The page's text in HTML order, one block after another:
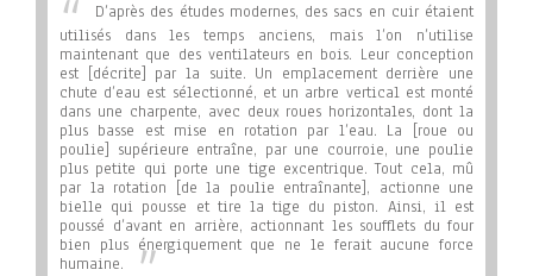
D’après des études modernes, des sacs en cuir étaient
utilisés dans les temps anciens, mais l’on n’utilise
maintenant que des ventilateurs en bois. Leur conception
est [décrite] par la suite. Un emplacement derrière une
chute d’eau est sélectionné, et un arbre vertical est monté
dans une charpente, avec deux roues horizontales, dont la
plus basse est mise en rotation par l’eau. La [roue ou
poulie] supérieure entraîne, par une courroie, une poulie
plus petite qui porte une tige excentrique. Tout cela, mû
par la rotation [de la poulie entraînante], actionne une
bielle qui pousse et tire la tige du piston. Ainsi, il est
poussé d’avant en arrière, actionnant les soufflets du four
bien plus énergiquement que ne le ferait aucune force
humaine.